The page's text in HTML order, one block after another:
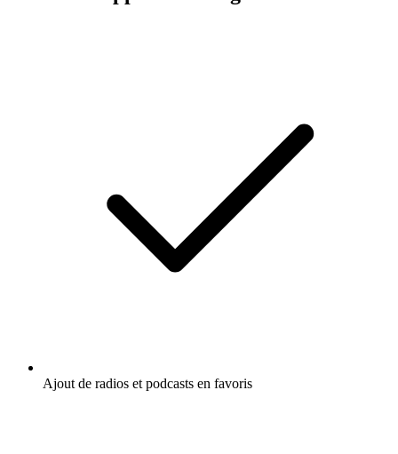
Ajout de radios et podcasts en favoris